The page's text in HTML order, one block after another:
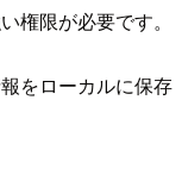
権限が必要です。
をローカルに保存